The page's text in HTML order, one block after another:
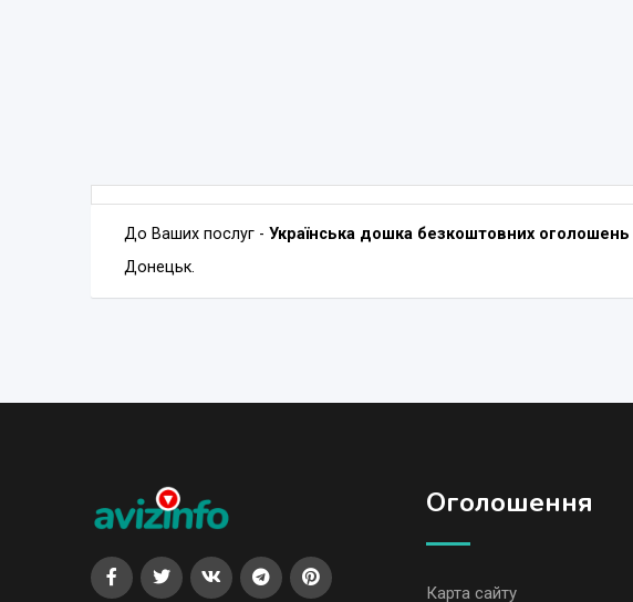
До Ваших послуг - Українська дошка безкоштовних оголошень
Донецьк.
Оголошення
Карта сайту